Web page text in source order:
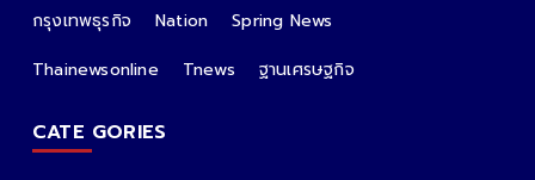
กรุงเทพธุรกิจ
Nation
Spring News
Thainewsonline
Tnews ฐานเศรษฐกิจ
CATE GORIES